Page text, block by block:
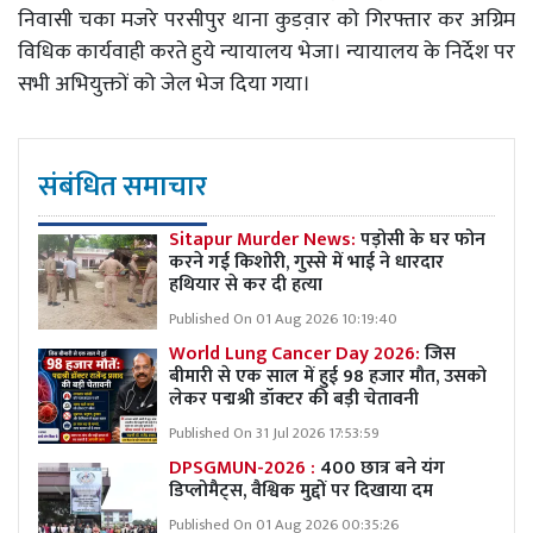
निवासी चका मजरे परसीपुर थाना कुडव़ार को गिरफ्तार कर अग्रिम
विधिक कार्यवाही करते हुये न्यायालय भेजा। न्यायालय के निर्देश पर
सभी अभियुक्तों को जेल भेज दिया गया।
संबंधित समाचार
Sitapur Murder News:पड़ोसी के घर फोन
करने गई किशोरी, गुस्से में भाई ने धारदार
हथियार से कर दी हत्या
Published On 01 Aug 2026 10:19:40
World Lung Cancer Day 2026:जिस
बीमारी से एक साल में हुई 98 हजार मौत, उसको
लेकर पद्मश्री डॉक्टर की बड़ी चेतावनी
Published On 31 Jul 2026 17:53:59
DPSGMUN-2026 : 400 छात्र बने यंग
डिप्लोमैट्स, वैश्विक मुद्दों पर दिखाया दम
Published On 01 Aug 2026 00:35:26